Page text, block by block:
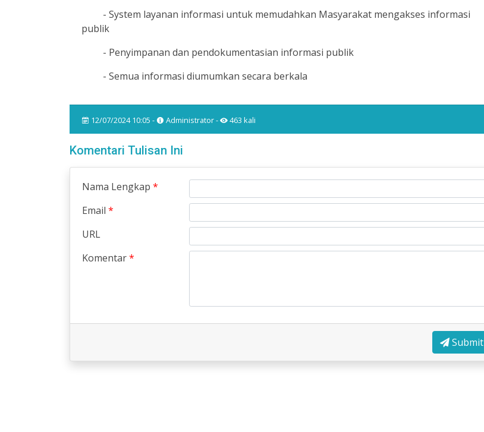
- System layanan informasi untuk memudahkan Masyarakat mengakses informasi
publik
- Penyimpanan dan pendokumentasian informasi publik
- Semua informasi diumumkan secara berkala
12/07/2024 10:05 - Administrator - 463 kali
Komentari Tulisan Ini
Nama Lengkap *
Email *
URL
Komentar*
Submit